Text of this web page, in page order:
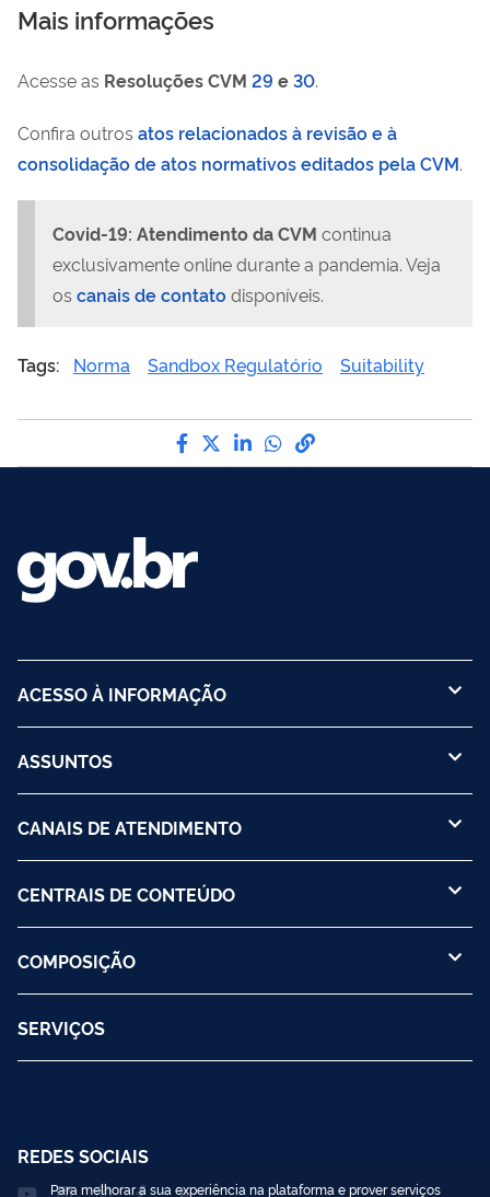
Mais informações
Acesse as Resoluções CVM 29 e30.
Confira outros atos relacionados à revisão e à
consolidação de atos normativos editados pela CVM.
Covid-19: Atendimento da CVM continua
exclusivamente online durante a pandemia. Veja
os canais de contato disponíveis.
Tags: Norma Sandbox Regulatório Suitability
Compartilhe por Facebook
Compartilhe por Twitter
Compartilhe por
Compartilhe por
link para Copiar
ACESSO À INFORMAÇÃO
ASSUNTOS
CANAIS DE ATENDIMENTO
CENTRAIS DE CONTEÚDO
COMPOSIÇÃO
SERVIÇOS
REDES SOCIAIS
Para melhorar a sua experiência na plataforma e prover serviços